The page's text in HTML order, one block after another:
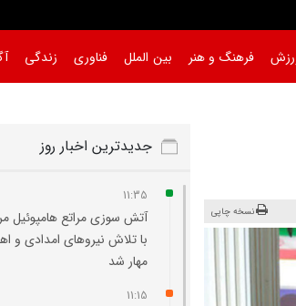
فرهنگ و هنر بین الملل فناوری زندگی
نسخه چاپی
جدیدترین اخبار روز
11:35
آتش‌ سوزی مراتع هامپوئیل
با تلاش نیروهای امدادی و
مهار شد
11:15